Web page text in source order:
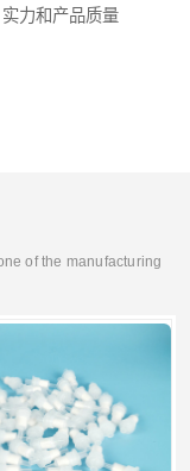
力和产品质量
of the manufacturing